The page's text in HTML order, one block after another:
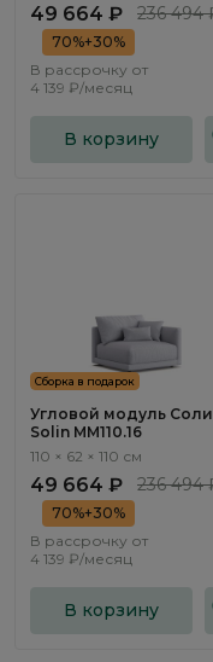
49 664 ₽ 236 494
70%+30%
В рассрочку от
4 139 ₽/месяц
В корзину
Сборка в подарок
Угловой модуль
Solin ММ110.16
110 × 62 × 110 см
49 664 ₽ 236 494
70%+30%
В рассрочку от
4 139 ₽/месяц
В корзину